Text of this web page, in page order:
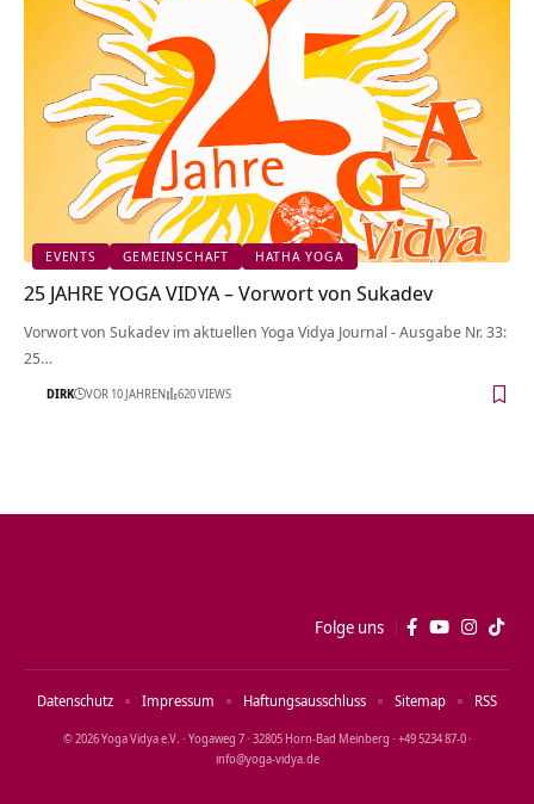
EVENTS GEMEINSCHAFT HATHA YOGA
25 JAHRE YOGA VIDYA – Vorwort von Sukadev
Vorwort von Sukadev im aktuellen Yoga Vidya Journal - Ausgabe Nr. 33:
25…
DIRK VOR 10 JAHREN 620 VIEWS
Folge uns
© 2026 Yoga Vidya e.V. · Yogaweg 7 · 32805 Horn‑Bad Meinberg · +49 5234 87‑0 ·
info@yoga‑vidya.de
Datenschutz Impressum Haftungsausschluss Sitemap RSS